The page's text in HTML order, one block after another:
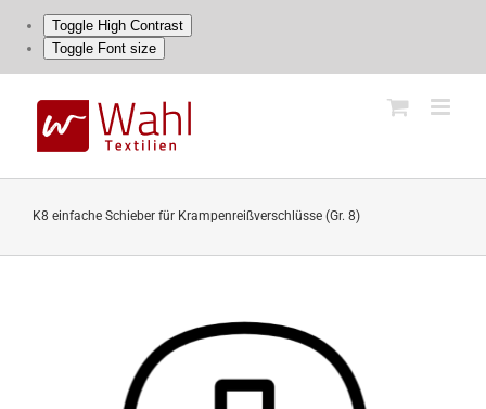
Toggle High Contrast
Toggle Font size
content
K8 einfache Schieber für Krampenreißverschlüsse (Gr. 8)